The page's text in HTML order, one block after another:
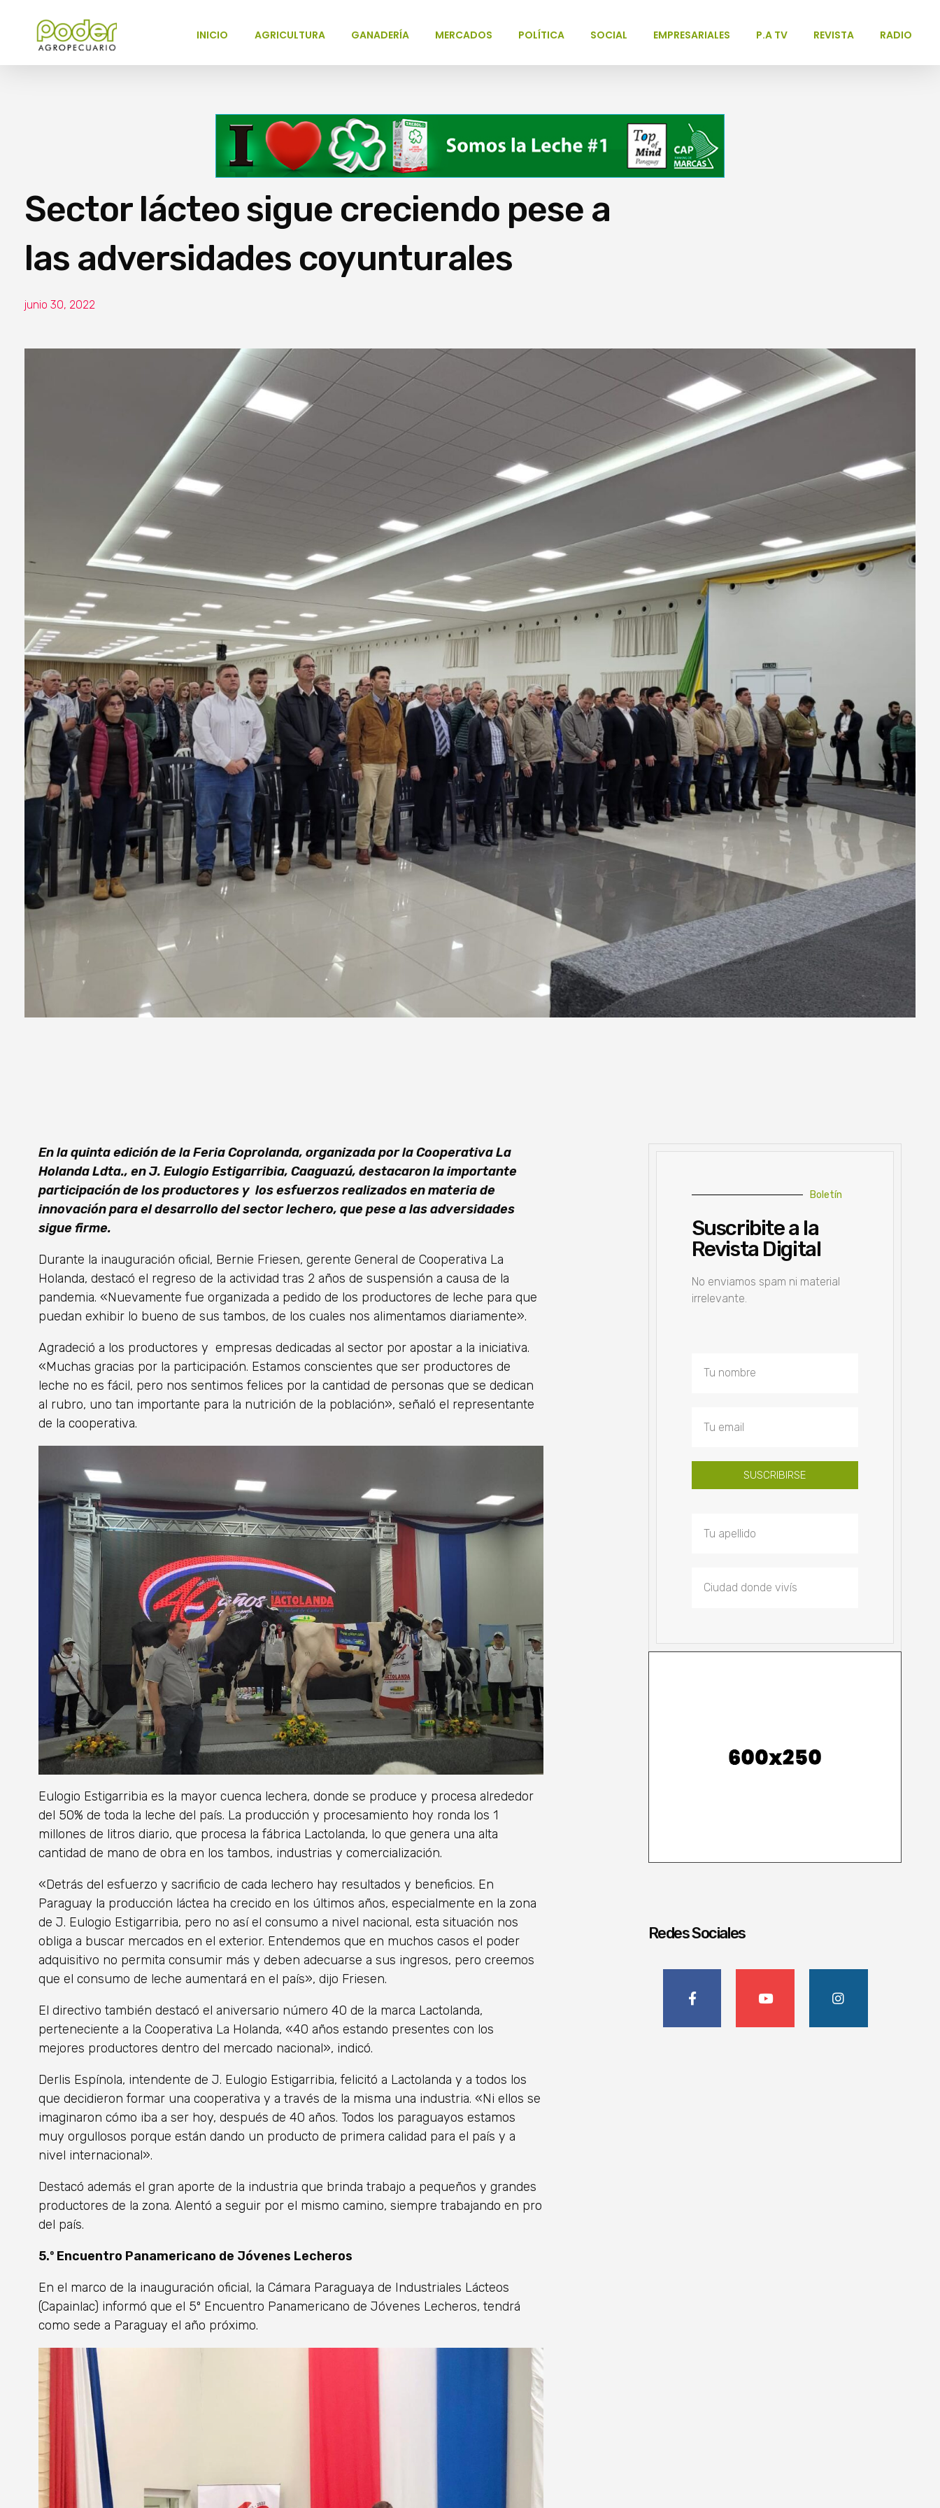
INICIO AGRICULTURA GANADERÍA MERCADOS POLÍTICA SOCIAL EMPRESARIALES P.A TV REVISTA RADIO
Sector lácteo sigue creciendo pese a
las adversidades coyunturales
junio 30, 2022
En la quinta edición de la Feria Coprolanda, organizada por la Cooperativa La
Holanda Ldta., en J. Eulogio Estigarribia, Caaguazú, destacaron la importante
participación de los productores y los esfuerzos realizados en materia de
innovación para el desarrollo del sector lechero, que pese a las adversidades
sigue firme.
Durante la inauguración oficial, Bernie Friesen, gerente General de Cooperativa La
Holanda, destacó el regreso de la actividad tras 2 años de suspensión a causa de la
pandemia. «Nuevamente fue organizada a pedido de los productores de leche para que
puedan exhibir lo bueno de sus tambos, de los cuales nos alimentamos diariamente».
Agradeció a los productores y empresas dedicadas al sector por apostar a la iniciativa.
«Muchas gracias por la participación. Estamos conscientes que ser productores de
leche no es fácil, pero nos sentimos felices por la cantidad de personas que se dedican
al rubro, uno tan importante para la nutrición de la población», señaló el representante
de la cooperativa.
Eulogio Estigarribia es la mayor cuenca lechera, donde se produce y procesa alrededor
del 50% de toda la leche del país. La producción y procesamiento hoy ronda los 1
millones de litros diario, que procesa la fábrica Lactolanda, lo que genera una alta
cantidad de mano de obra en los tambos, industrias y comercialización.
«Detrás del esfuerzo y sacrificio de cada lechero hay resultados y beneficios. En
Paraguay la producción láctea ha crecido en los últimos años, especialmente en la zona
de J. Eulogio Estigarribia, pero no así el consumo a nivel nacional, esta situación nos
obliga a buscar mercados en el exterior. Entendemos que en muchos casos el poder
adquisitivo no permita consumir más y deben adecuarse a sus ingresos, pero creemos
que el consumo de leche aumentará en el país», dijo Friesen.
El directivo también destacó el aniversario número 40 de la marca Lactolanda,
perteneciente a la Cooperativa La Holanda, «40 años estando presentes con los
mejores productores dentro del mercado nacional», indicó.
Derlis Espínola, intendente de J. Eulogio Estigarribia, felicitó a Lactolanda y a todos los
que decidieron formar una cooperativa y a través de la misma una industria. «Ni ellos se
imaginaron cómo iba a ser hoy, después de 40 años. Todos los paraguayos estamos
muy orgullosos porque están dando un producto de primera calidad para el país y a
nivel internacional».
Destacó además el gran aporte de la industria que brinda trabajo a pequeños y grandes
productores de la zona. Alentó a seguir por el mismo camino, siempre trabajando en pro
del país.
5.º Encuentro Panamericano de Jóvenes Lecheros
En el marco de la inauguración oficial, la Cámara Paraguaya de Industriales Lácteos
(Capainlac) informó que el 5º Encuentro Panamericano de Jóvenes Lecheros, tendrá
como sede a Paraguay el año próximo.
Boletín
Suscribite a la
Revista Digital
No enviamos spam ni material
irrelevante.
SUSCRIBIRSE
Redes Sociales